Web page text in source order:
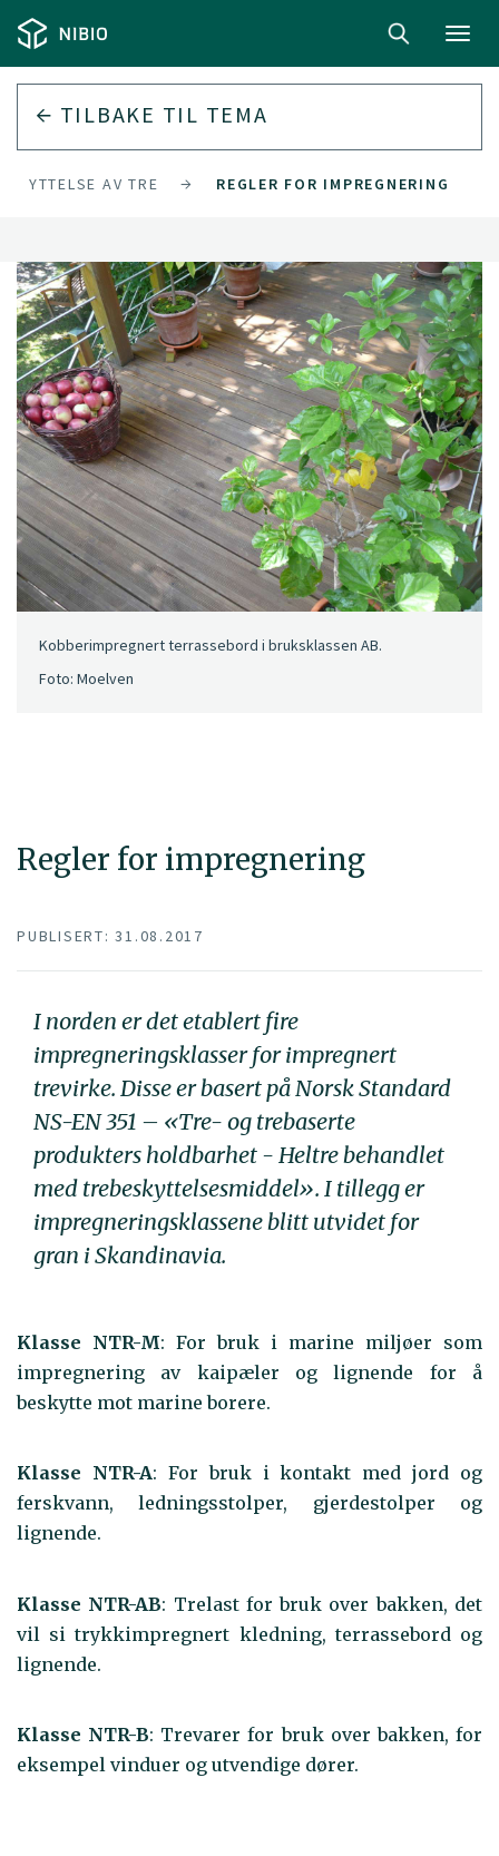
TILBAKE TIL TEMA
AV TRE REGLER FOR IMPREGNERING
Regler for impregnering
Kobberimpregnert terrassebord i bruksklassen AB.
Foto: Moelven
PUBLISERT: 31.08.2017
I norden er det etablert fire
impregneringsklasser for impregnert
trevirke. Disse er basert på Norsk Standard
NS-EN 351 – «Tre- og trebaserte
produkters holdbarhet - Heltre behandlet
med trebeskyttelsesmiddel». I tillegg er
impregneringsklassene blitt utvidet for
gran i Skandinavia.
Klasse NTR-M: For bruk i marine miljøer som
impregnering av kaipæler og lignende for å
beskytte mot marine borere.
Klasse NTR-A: For bruk i kontakt med jord og
ferskvann, ledningsstolper, gjerdestolper og
lignende.
Klasse NTR-AB: Trelast for bruk over bakken, det
vil si trykkimpregnert kledning, terrassebord og
lignende.
Klasse NTR-B: Trevarer for bruk over bakken, for
eksempel vinduer og utvendige dører.